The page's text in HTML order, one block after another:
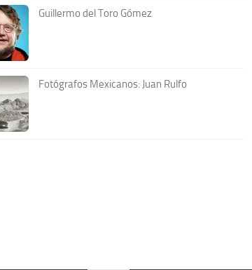
Guillermo del Toro Gómez
Fotógrafos Mexicanos: Juan Rulfo